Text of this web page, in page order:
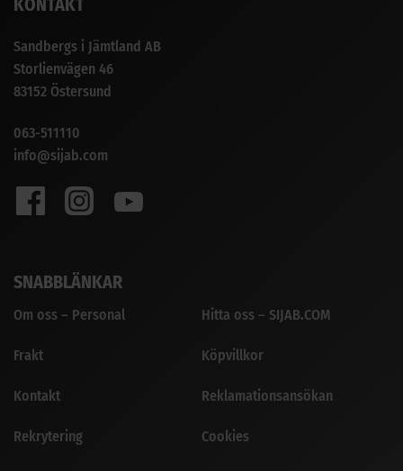
KONTAKT
Sandbergs i Jämtland AB
Storlienvägen 46
83152 Östersund
063-511110
info@sijab.com
SNABBLÄNKAR
Om oss – Personal
Frakt
Kontakt
Rekrytering
Hitta oss – SIJAB.COM
Köpvillkor
Reklamationsansökan
Cookies